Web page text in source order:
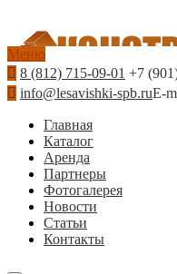
Меню
8 (812) 715-09-01 +7
info@lesavishki-spb.ruE-
Главная
Каталог
Аренда
Партнеры
Фотогалерея
Новости
Статьи
Контакты